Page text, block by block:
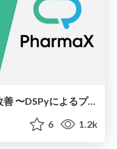
LLMのアウトプットの評価と改善 〜DSPyによるプロンプト最適化入門によせて〜
6 1.2k